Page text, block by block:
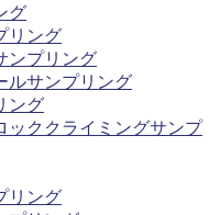
グ
リング
ンプリング
ルサンプリング
ング
ッククライミングサンプ
リング